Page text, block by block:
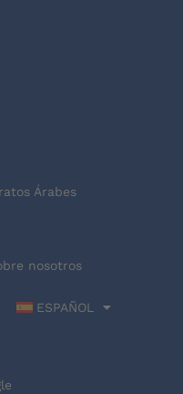
Árabes
nosotros
ESPAÑOL